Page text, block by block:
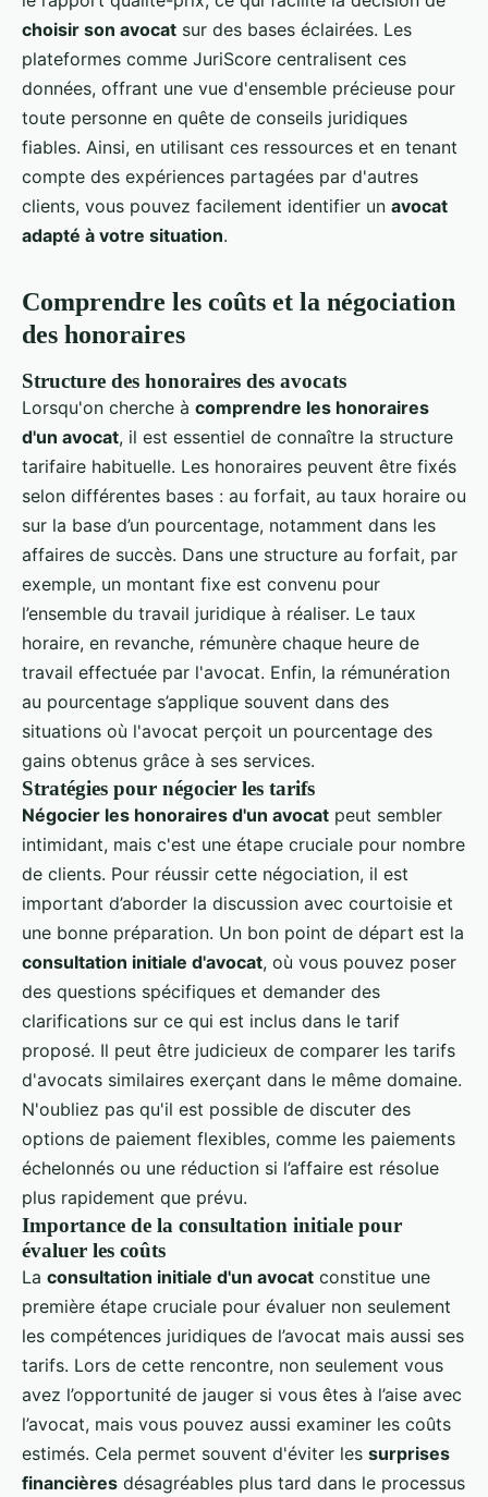
choisir son avocat sur des bases éclairées. Les
plateformes comme JuriScore centralisent ces
données, offrant une vue d'ensemble précieuse pour
toute personne en quête de conseils juridiques
fiables. Ainsi, en utilisant ces ressources et en tenant
compte des expériences partagées par d'autres
clients, vous pouvez facilement identifier un avocat
adapté à votre situation.
Comprendre les coûts et la négociation
des honoraires
Structure des honoraires des avocats
Lorsqu'on cherche à comprendre les honoraires
d'un avocat, il est essentiel de connaître la structure
tarifaire habituelle. Les honoraires peuvent être fixés
selon différentes bases : au forfait, au taux horaire ou
sur la base d’un pourcentage, notamment dans les
affaires de succès. Dans une structure au forfait, par
exemple, un montant fixe est convenu pour
l’ensemble du travail juridique à réaliser. Le taux
horaire, en revanche, rémunère chaque heure de
travail effectuée par l'avocat. Enfin, la rémunération
au pourcentage s’applique souvent dans des
situations où l'avocat perçoit un pourcentage des
gains obtenus grâce à ses services.
Stratégies pour négocier les tarifs
Négocier les honoraires d'un avocat peut sembler
intimidant, mais c'est une étape cruciale pour nombre
de clients. Pour réussir cette négociation, il est
important d’aborder la discussion avec courtoisie et
une bonne préparation. Un bon point de départ est la
consultation initiale d'avocat, où vous pouvez poser
des questions spécifiques et demander des
clarifications sur ce qui est inclus dans le tarif
proposé. Il peut être judicieux de comparer les tarifs
d'avocats similaires exerçant dans le même domaine.
N'oubliez pas qu'il est possible de discuter des
options de paiement flexibles, comme les paiements
échelonnés ou une réduction si l’affaire est résolue
plus rapidement que prévu.
Importance de la consultation initiale pour
évaluer les coûts
La consultation initiale d'un avocat constitue une
première étape cruciale pour évaluer non seulement
les compétences juridiques de l’avocat mais aussi ses
tarifs. Lors de cette rencontre, non seulement vous
avez l’opportunité de jauger si vous êtes à l’aise avec
l’avocat, mais vous pouvez aussi examiner les coûts
estimés. Cela permet souvent d'éviter les surprises
financières désagréables plus tard dans le processus